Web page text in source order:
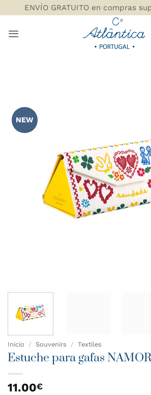
al
contenido
ENVÍO GRATUITO en compras
NEW
Inicio / Souvenirs / Textiles
Estuche para gafas
11.00€